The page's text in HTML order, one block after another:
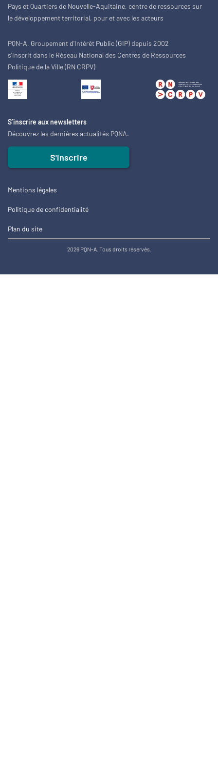
Pays et Quartiers de Nouvelle-Aquitaine, centre de ressources sur
le développement territorial, pour et avec les acteurs
PQN-A, Groupement d'Intérêt Public (GIP) depuis 2002
s'inscrit dans le Réseau National des Centres de Ressources
Politique de la Ville (RN CRPV)
S’inscrire aux newsletters
Découvrez les dernières actualités PQNA.
S'inscrire
Mentions légales
Politique de confidentialité
Plan du site
2026 PQN-A. Tous droits réservés.